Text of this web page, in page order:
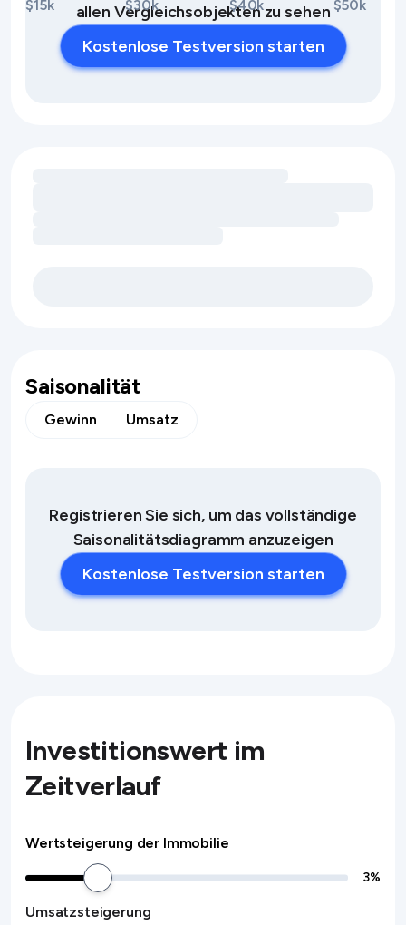
$15k $30k $40k $50k
allen Vergleichsobjekten zu sehen
Kostenlose Testversion starten
Saisonalität
Gewinn Umsatz
Registrieren Sie sich, um das vollständige
Saisonalitätsdiagramm anzuzeigen
Kostenlose Testversion starten
Investitionswert im
Zeitverlauf
Wertsteigerung der Immobilie
3%
Umsatzsteigerung